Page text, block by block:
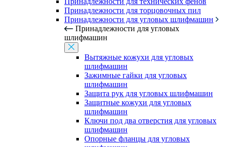
Принадлежности для торцовочных пил
Принадлежности для угловых шлифмашин
Принадлежности для угловых
шлифмашин
Вытяжные кожухи для угловых
шлифмашин
Зажимные гайки для угловых
шлифмашин
Защита рук для угловых шлифмашин
Защитные кожухи для угловых
шлифмашин
Ключи под два отверстия для угловых
шлифмашин
Опорные фланцы для угловых